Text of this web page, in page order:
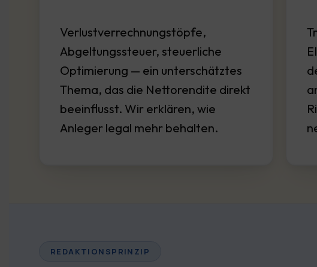
Verlustverrechnungstöpfe,
Abgeltungssteuer, steuerliche
Optimierung — ein unterschätztes
Thema, das die Nettorendite direkt
beeinflusst. Wir erklären, wie
Anleger legal mehr behalten.
REDAKTIONSPRINZIP